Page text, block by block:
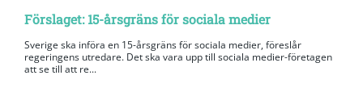
Förslaget: 15-årsgräns för sociala medier
Sverige ska införa en 15-årsgräns för sociala medier, föreslår
regeringens utredare. Det ska vara upp till sociala medier-företagen
att se till att re...